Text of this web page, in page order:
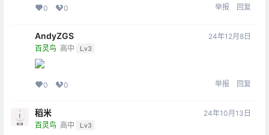
0 0 举报 回复
AndyZGS
百灵鸟 高中 Lv3
24年12月8日
0 0 举报 回复
稻米
百灵鸟 高中 Lv3
24年10月13日